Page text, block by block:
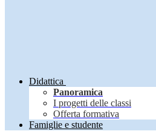
Didattica
Panoramica
I progetti delle classi
Offerta formativa
Famiglie e studente